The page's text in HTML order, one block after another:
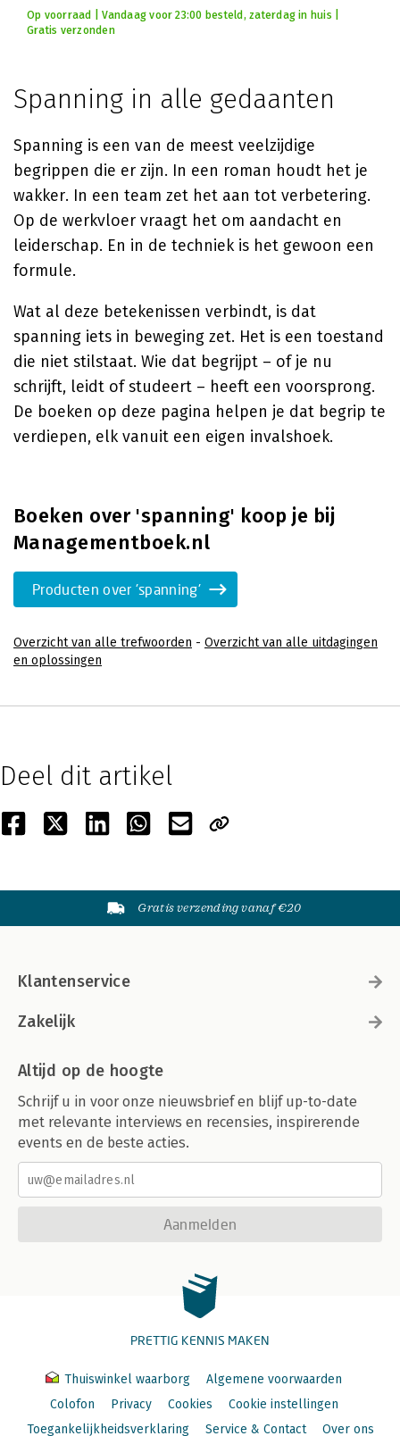
Op voorraad | Vandaag voor 23:00 besteld, zaterdag in huis |
Gratis verzonden
Spanning in alle gedaanten
Spanning is een van de meest veelzijdige
begrippen die er zijn. In een roman houdt het je
wakker. In een team zet het aan tot verbetering.
Op de werkvloer vraagt het om aandacht en
leiderschap. En in de techniek is het gewoon een
formule.
Wat al deze betekenissen verbindt, is dat
spanning iets in beweging zet. Het is een toestand
die niet stilstaat. Wie dat begrijpt – of je nu
schrijft, leidt of studeert – heeft een voorsprong.
De boeken op deze pagina helpen je dat begrip te
verdiepen, elk vanuit een eigen invalshoek.
Boeken over 'spanning' koop je bij
Managementboek.nl
Producten over 'spanning'
Overzicht van alle trefwoorden - Overzicht van alle uitdagingen
en oplossingen
Deel dit artikel
Gratis verzending vanaf €20
Klantenservice
Zakelijk
Altijd op de hoogte
Schrijf u in voor onze nieuwsbrief en blijf up-to-date
met relevante interviews en recensies, inspirerende
events en de beste acties.
Aanmelden
PRETTIG KENNIS MAKEN
Thuiswinkel waarborg
Algemene voorwaarden
Colofon
Privacy Cookies
Cookie instellingen
Toegankelijkheidsverklaring
Service & Contact Over ons